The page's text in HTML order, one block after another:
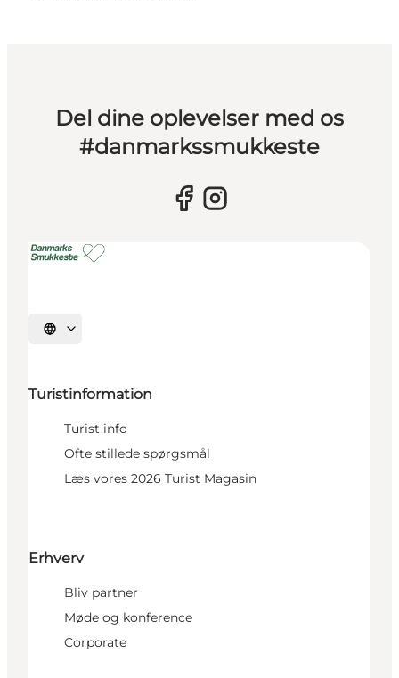
Del dine oplevelser med os
#danmarkssmukkeste
Vælg sprog
Turistinformation
Turist info
Ofte stillede spørgsmål
Læs vores 2026 Turist Magasin
Erhverv
Bliv partner
Møde og konference
Corporate